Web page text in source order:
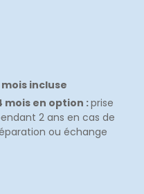
incluse
mois en option :prise
2 ans en cas de
ou échange